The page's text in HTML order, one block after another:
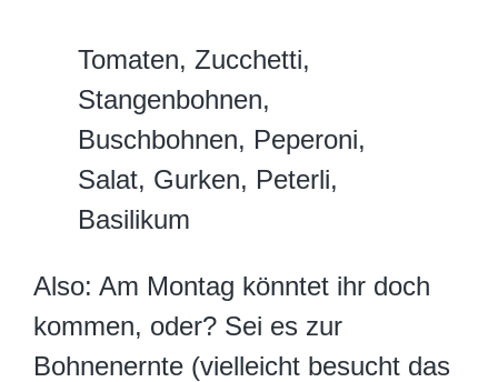
Tomaten, Zucchetti,
Stangenbohnen,
Buschbohnen, Peperoni,
Salat, Gurken, Peterli,
Basilikum
Also: Am Montag könntet ihr doch
kommen, oder? Sei es zur
Bohnenernte (vielleicht besucht das